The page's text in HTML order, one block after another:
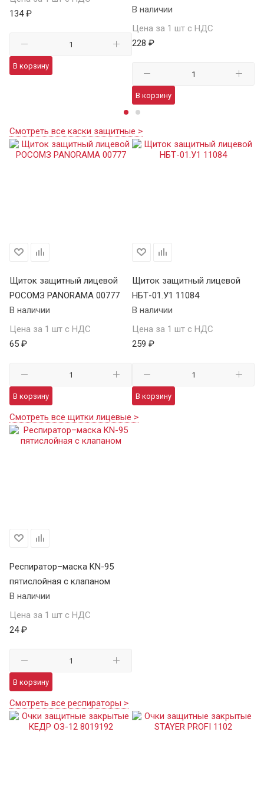
134 ₽
В корзину
В наличии
Цена за 1 шт с НДС
228 ₽
В корзину
Смотреть все каски защитные >
Щиток защитный лицевой
РОСОМЗ PANORAMA 00777
В наличии
Цена за 1 шт с НДС
65 ₽
В корзину
Щиток защитный лицевой
НБТ-01.У1 11084
В наличии
Цена за 1 шт с НДС
259 ₽
В корзину
Смотреть все щитки лицевые >
Респиратор–маска KN-95
пятислойная с клапаном
В наличии
Цена за 1 шт с НДС
24 ₽
В корзину
Смотреть все респираторы >